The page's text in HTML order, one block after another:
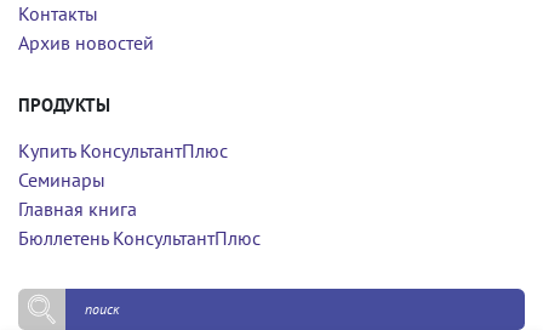
Контакты
Архив новостей
ПРОДУКТЫ
Купить КонсультантПлюс
Семинары
Главная книга
Бюллетень КонсультантПлюс